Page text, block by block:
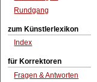
Rundgang
zum Künstlerlexikon
Index
für Korrektoren
Fragen & Antworten